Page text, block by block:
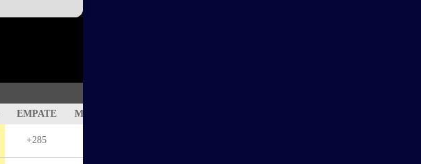
EMPATE ML VISITA
+285